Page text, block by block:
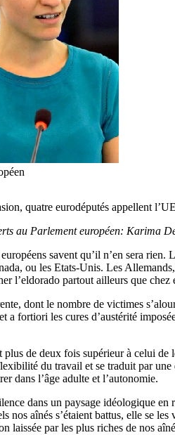
quatre eurodéputés appellent
au Parlement européen:
savent qu’il n’en sera
ou les Etats-Unis. Les
l’eldorado partout ailleurs que chez
dont le nombre de victimes
fortiori les cures d’austérité
de deux fois supérieur à celui
du travail et se traduit par
dans l’âge adulte et l’autonomie.
dans un paysage idéologique
nos aînés s’étaient battus, elle se
par les plus riches de nos